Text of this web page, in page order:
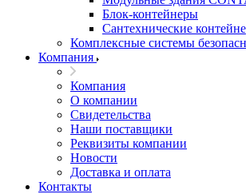
Блок-контейнеры
Сантехнические
Комплексные системы
Компания
Компания
О компании
Свидетельства
Наши поставщики
Реквизиты компании
Новости
Доставка и оплата
Контакты